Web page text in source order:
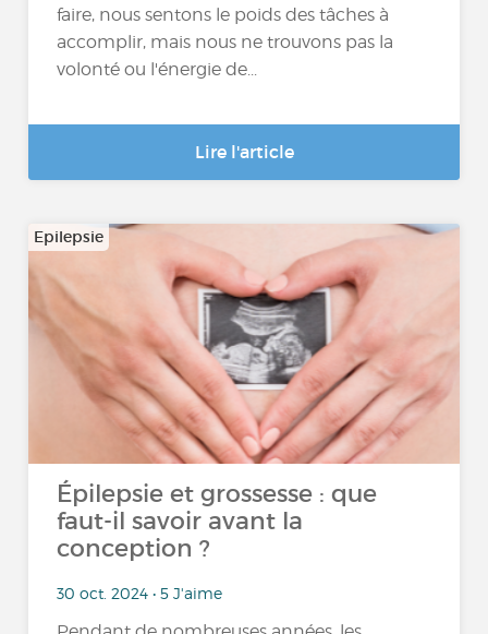
faire, nous sentons le poids des tâches à
accomplir, mais nous ne trouvons pas la
volonté ou l'énergie de...
Lire l'article
Epilepsie
Épilepsie et grossesse : que
faut-il savoir avant la
conception ?
30 oct. 2024 • 5 J'aime